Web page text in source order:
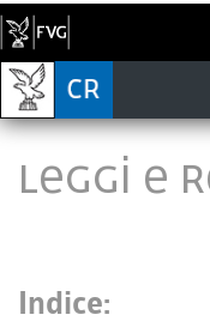
LEGGI E
Indice: